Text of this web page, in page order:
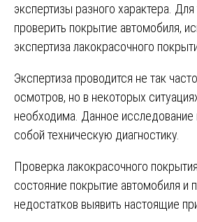
экспертизы разного характера.
проверить покрытие автомобиля‚
экспертиза лакокрасочного
Экспертиза проводится не так
осмотров, но в некоторых
необходима. Данное исследование
собой техническую диагностику.
Проверка лакокрасочного
состояние покрытие автомобиля и
недостатков выявить настоящие